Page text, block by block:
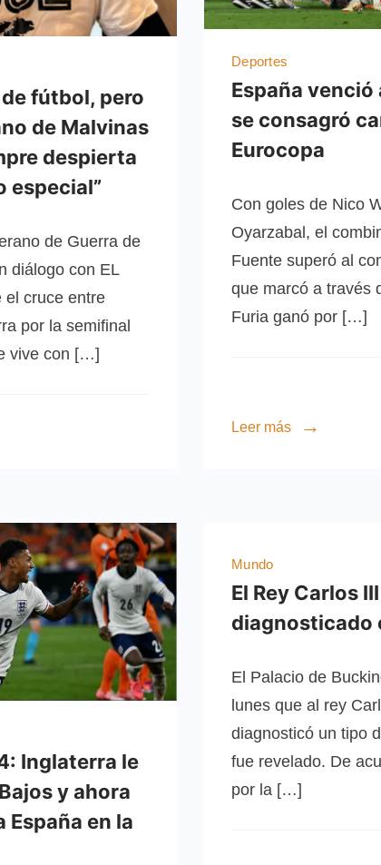
fútbol, pero
de Malvinas
despierta
especial”
de Guerra de
diálogo con EL
el cruce entre
por la semifinal
vive con […]
Deportes
España
se consagró
Eurocopa
Con goles de Nico
Oyarzabal, el
Fuente superó al
que marcó a través
Furia ganó por […]
Leer más
Inglaterra le
y ahora
España en la
Mundo
El Rey Carlos
diagnosticado
El Palacio de
lunes que al rey
diagnosticó un tipo
fue revelado. De
por la […]